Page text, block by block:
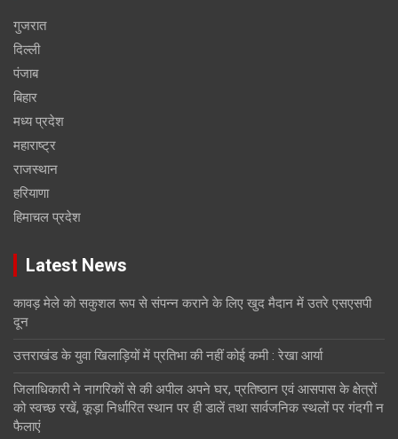
गुजरात
दिल्ली
पंजाब
बिहार
मध्य प्रदेश
महाराष्ट्र
राजस्थान
हरियाणा
हिमाचल प्रदेश
Latest News
कावड़ मेले को सकुशल रूप से संपन्न कराने के लिए खुद मैदान में उतरे एसएसपी
दून
उत्तराखंड के युवा खिलाड़ियों में प्रतिभा की नहीं कोई कमी : रेखा आर्या
जिलाधिकारी ने नागरिकों से की अपील अपने घर, प्रतिष्ठान एवं आसपास के क्षेत्रों
को स्वच्छ रखें, कूड़ा निर्धारित स्थान पर ही डालें तथा सार्वजनिक स्थलों पर गंदगी न
फैलाएं